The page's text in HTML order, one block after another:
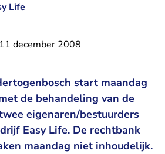
Life
11 december 2008
start maandag
de behandeling van de
eigenaren/bestuurders
Easy Life. De rechtbank
maandag niet inhoudelijk.